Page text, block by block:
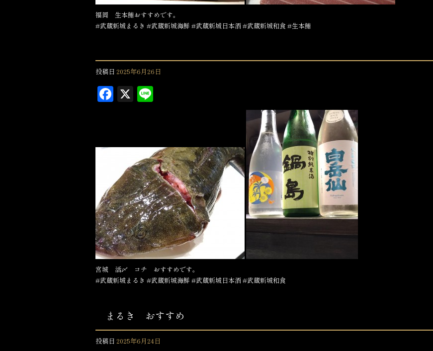
福岡 生本鮪おすすめです。
#武蔵新城まるき #武蔵新城海鮮 #武蔵新城日本酒 #武蔵新城和食 #生本鮪
投稿日 2025年6月26日
F
a
e
o
o
k
X
宮城 活〆 コチ おすすめです。
#武蔵新城まるき #武蔵新城海鮮 #武蔵新城日本酒 #武蔵新城和食
まるき おすすめ
投稿日 2025年6月24日